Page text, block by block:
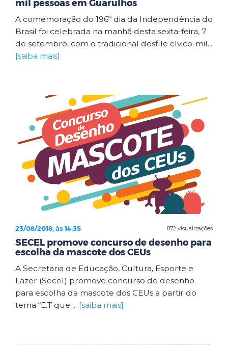
mil pessoas em Guarulhos
A comemoração do 196º dia da Independência do
Brasil foi celebrada na manhã desta sexta-feira, 7
de setembro, com o tradicional desfile cívico-mil...
[saiba mais]
872 visualizações
23/08/2018, às 14:35
SECEL promove concurso de desenho para
escolha da mascote dos CEUs
A Secretaria de Educação, Cultura, Esporte e
Lazer (Secel) promove concurso de desenho
para escolha da mascote dos CEUs a partir do
tema “E.T que ... [saiba mais]